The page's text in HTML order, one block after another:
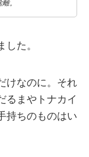
。
た。
けなのに。それ
るまやトナカイ
持ちのものはい